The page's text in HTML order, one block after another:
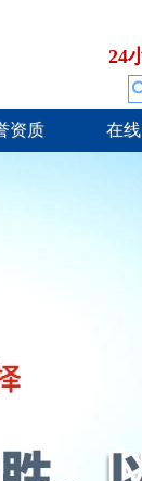
24
资质 在